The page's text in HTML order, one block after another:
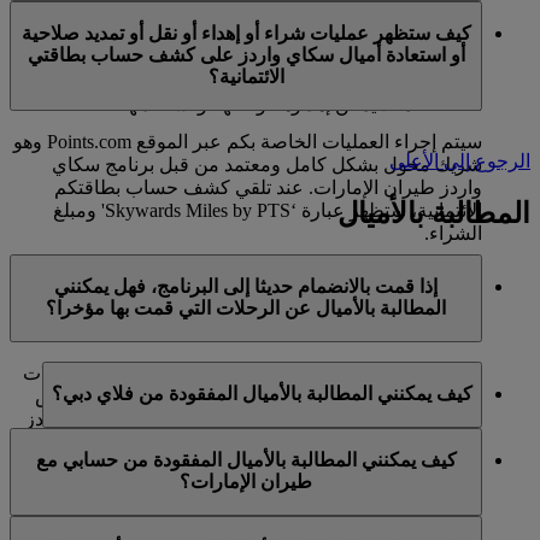
يستخدمون حسابا شخصيا في برنامج سكاي واردز لطيران
الإمارات ولا تنطبق على حسابات برنامج العائلة. وهذا يعني أنه
لا يمكن شراء أميال سكاي واردز إضافية لحسابات برنامج
العائلة، كما لا يمكن إهداؤها أو نقلها أو استعادتها.
كيف ستظهر عمليات شراء أو إهداء أو نقل أو تمديد صلاحية
أو استعادة أميال سكاي واردز على كشف حساب بطاقتي
الائتمانية؟
سيتم إجراء العمليات الخاصة بكم عبر الموقع Points.com وهو
شريك مخول بشكل كامل ومعتمد من قبل برنامج سكاي
واردز طيران الإمارات. عند تلقي كشف حساب بطاقتكم
الائتمانية، ستظهر عبارة ‘Skywards Miles by PTS' ومبلغ
الشراء.
يرجى زيارة هذهالصفحة للحصول على المزيد من المعلومات.
الرجوع إلى الأعلى
المطالبة بالأميال
إذا قمت بالانضمام حديثا إلى البرنامج، فهل يمكنني
المطالبة بالأميال عن الرحلات التي قمت بها مؤخرا؟
نعم، يمكن للأعضاء الجدد المطالبة بالأميال بالنسبة للرحلات
التي تم القيام بها مع طيران الإمارات وفلاي دبي وكوانتاس
قبل ما يصل إلى شهرين من تاريخ التسجيل في سكاي واردز
ومع ذلك، فإن أي معاملات أخرى، مثل الرحلات مع الخطوط
كيف يمكنني المطالبة بالأميال المفقودة من فلاي دبي؟
تسجيل الدخول وإرسال مطالبة عبر الإنترنت على الموقع
كيف يمكنني المطالبة بالأميال المفقودة من حسابي مع
طيران الإمارات؟